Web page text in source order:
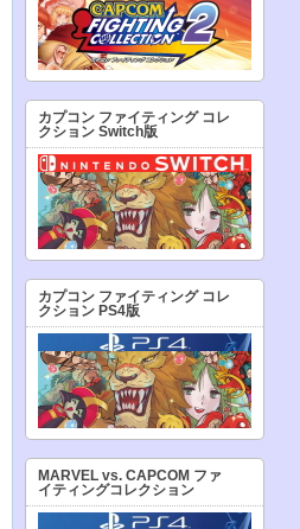
カプコン ファイティング コレ
クション Switch版
カプコン ファイティング コレ
クション PS4版
MARVEL vs. CAPCOM ファ
イティングコレクション